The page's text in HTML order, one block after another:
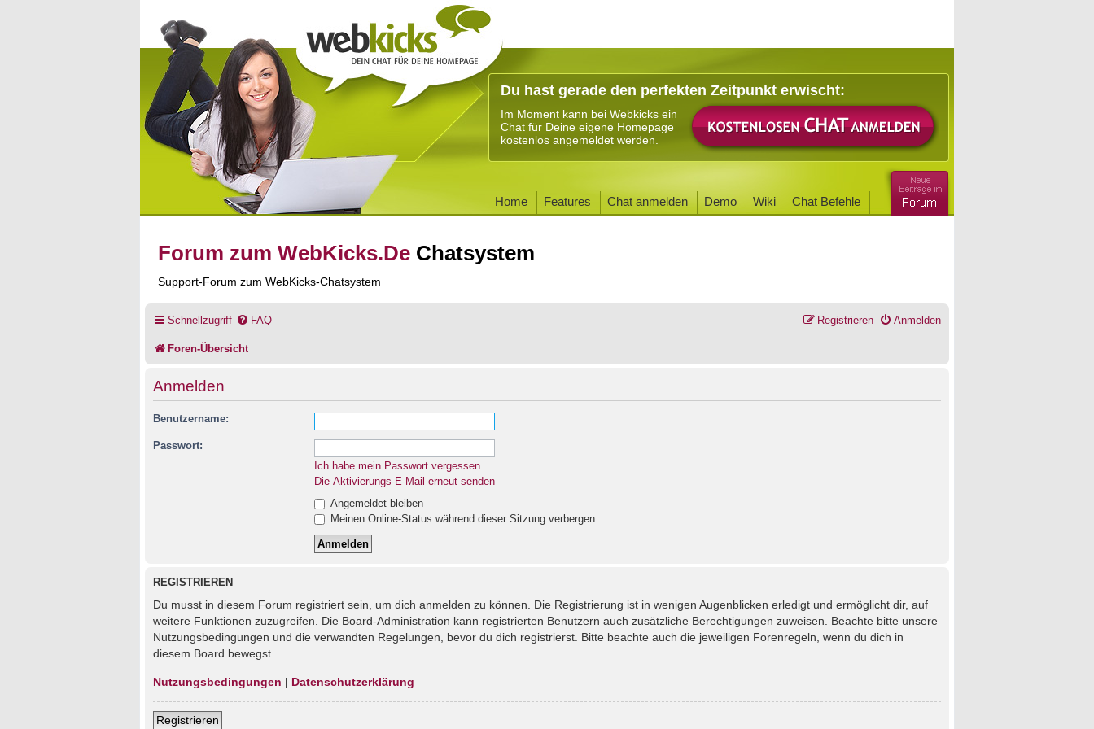
Du hast gerade den perfekten Zeitpunkt erwischt:
Im Moment kann bei Webkicks ein
Chat für Deine eigene Homepage
kostenlos angemeldet werden.
Home Features Chat anmelden Demo Wiki Chat Befehle
Forum zum WebKicks.De Chatsystem
Support-Forum zum WebKicks-Chatsystem
Schnellzugriff FAQ Anmelden
Registrieren
Foren-Übersicht
Anmelden
Benutzername:
Passwort:
Ich habe mein Passwort vergessen
Die Aktivierungs-E-Mail erneut senden
Angemeldet bleiben
Meinen Online-Status während dieser Sitzung verbergen
REGISTRIEREN
Du musst in diesem Forum registriert sein, um dich anmelden zu können. Die Registrierung ist in wenigen Augenblicken erledigt und ermöglicht dir, auf
weitere Funktionen zuzugreifen. Die Board-Administration kann registrierten Benutzern auch zusätzliche Berechtigungen zuweisen. Beachte bitte unsere
Nutzungsbedingungen und die verwandten Regelungen, bevor du dich registrierst. Bitte beachte auch die jeweiligen Forenregeln, wenn du dich in
diesem Board bewegst.
Nutzungsbedingungen | Datenschutzerklärung
Registrieren